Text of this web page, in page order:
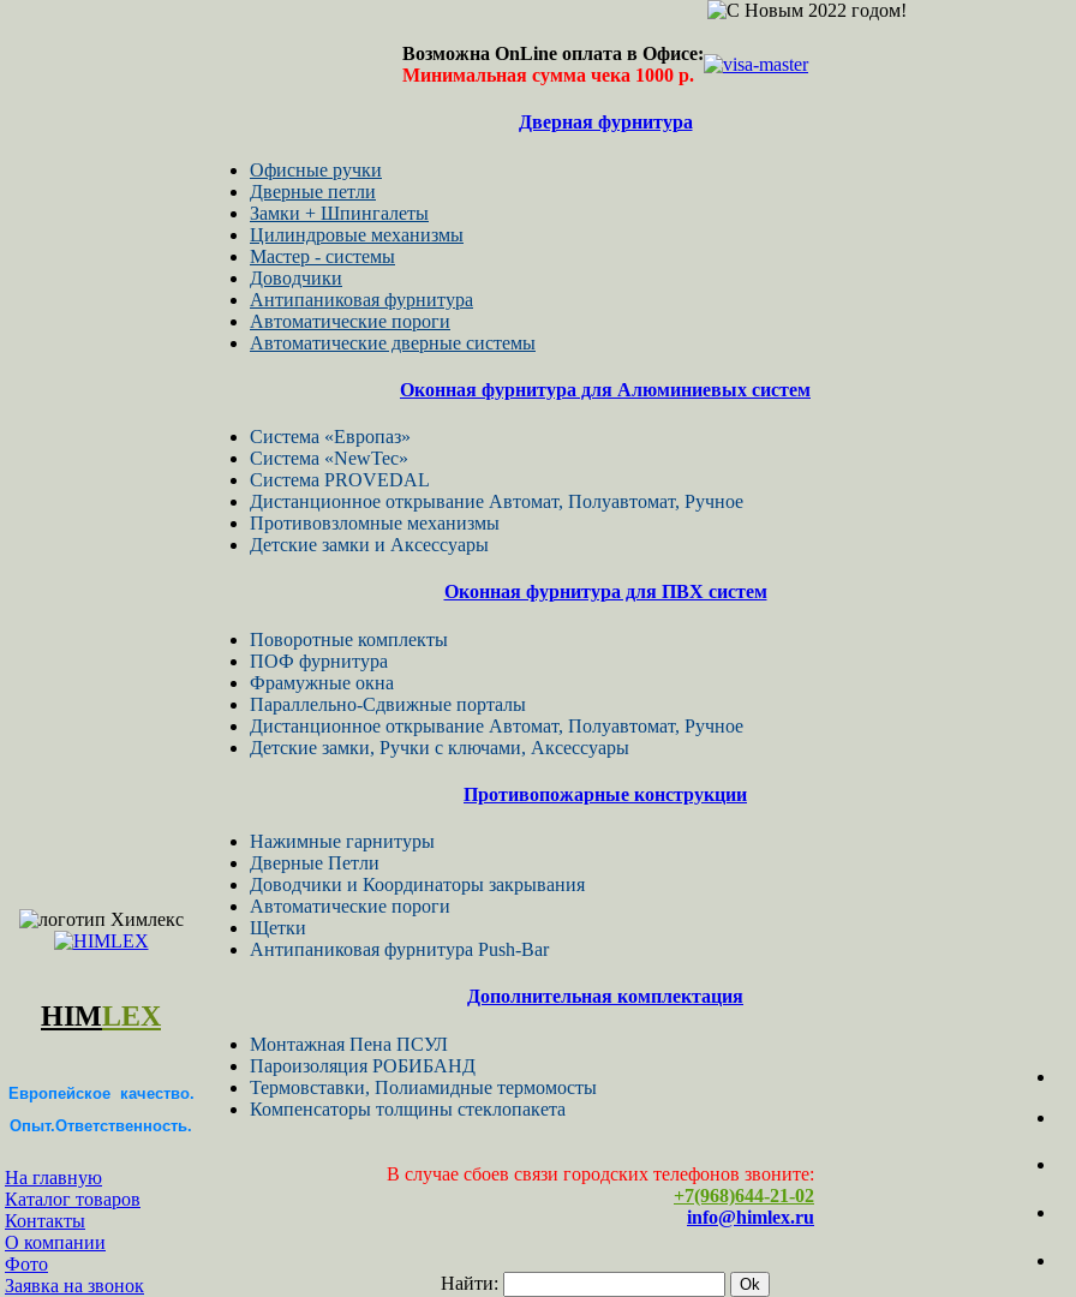
HIMLEX
Европейское качество.
Опыт.Ответственность.
На главную
Каталог товаров
Контакты
О компании
Фото
Заявка на звонок
Возможна OnLine оплата в Офисе:
Минимальная сумма чека 1000 р.
Дверная фурнитура
Офисные ручки
Дверные петли
Замки + Шпингалеты
Цилиндровые механизмы
Мастер - системы
Доводчики
Антипаниковая фурнитура
Автоматические пороги
Автоматические дверные системы
Оконная фурнитура для Алюминиевых систем
Cистема «Европаз»
Система «NewTec»
Система PROVEDAL
Дистанционное открывание Автомат, Полуавтомат, Ручное
Противовзломные механизмы
Детские замки и Аксессуары
Оконная фурнитура для ПВХ систем
Поворотные комплекты
ПОФ фурнитура
Фрамужные окна
Параллельно-Сдвижные порталы
Дистанционное открывание Автомат, Полуавтомат, Ручное
Детские замки, Ручки с ключами, Аксессуары
Противопожарные конструкции
Нажимные гарнитуры
Дверные Петли
Доводчики и Координаторы закрывания
Автоматические пороги
Щетки
Антипаниковая фурнитура Push-Bar
Дополнительная комплектация
Монтажная Пена ПСУЛ
Пароизоляция РОБИБАНД
Термовставки, Полиамидные термомосты
Компенсаторы толщины стеклопакета
В случае сбоев связи городских телефонов звоните:
+7(968)644-21-02
info@himlex.ru
Найти: